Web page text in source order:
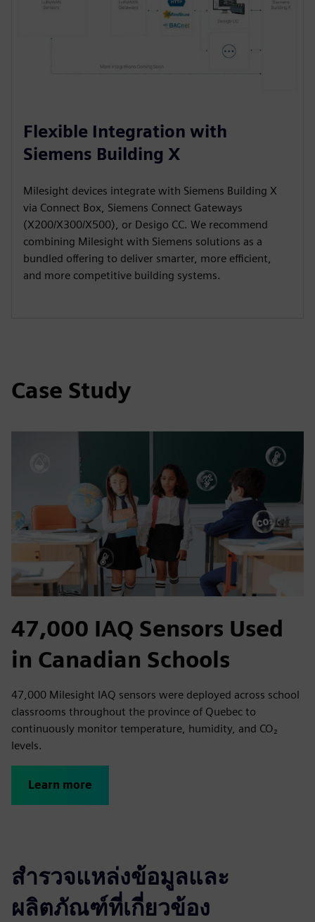
Flexible Integration with
Siemens Building X
Milesight devices integrate with Siemens Building X
via Connect Box, Siemens Connect Gateways
(X200/X300/X500), or Desigo CC. We recommend
combining Milesight with Siemens solutions as a
bundled offering to deliver smarter, more efficient,
and more competitive building systems.
Case Study
47,000 IAQ Sensors Used
in Canadian Schools
47,000 Milesight IAQ sensors were deployed across school
classrooms throughout the province of Quebec to
continuously monitor temperature, humidity, and CO₂
levels.
Learn more
สำรวจแหล่งข้อมูลและ
ผลิตภัณฑ์ที่เกี่ยวข้อง